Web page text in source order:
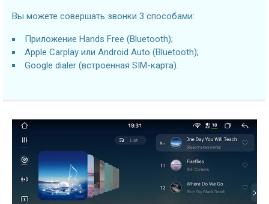
Вы можете совершать звонки 3 способами:
Приложение Hands Free (Bluetooth);
Apple Carplay или Android Auto (Bluetooth);
Google dialer (встроенная SIM-карта).